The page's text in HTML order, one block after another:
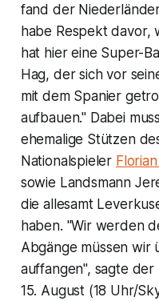
fand der
habe Respekt davor,
hat hier eine Super-
Hag, der sich vor
mit dem Spanier
aufbauen." Dabei
ehemalige Stützen
Nationalspieler
sowie Landsmann
die allesamt
haben. "Wir werden
Abgänge müssen wir
auffangen", sagte
15. August (18 Uhr/